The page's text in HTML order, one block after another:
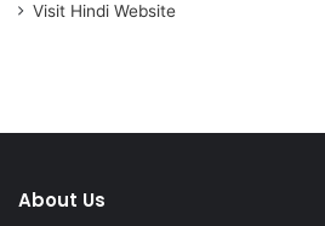
Visit Hindi Website
About Us